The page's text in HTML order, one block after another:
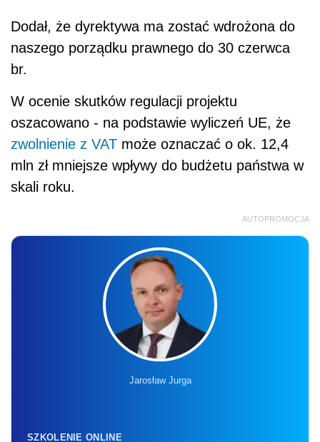
Dodał, że dyrektywa ma zostać wdrożona do
naszego porządku prawnego do 30 czerwca
br.
W ocenie skutków regulacji projektu
oszacowano - na podstawie wyliczeń UE, że
zwolnienie z VAT może oznaczać o ok. 12,4
mln zł mniejsze wpływy do budżetu państwa w
skali roku.
AUTOPROMOCJA
Jarosław Jurga
SZKOLENIE ONLINE